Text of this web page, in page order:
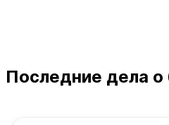
Последние дела о